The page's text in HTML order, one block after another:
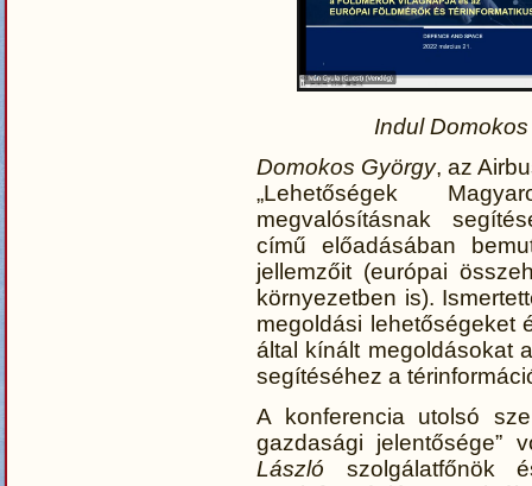
Indul
Domokos György, az
„Lehetőségek
megvalósításnak
című előadásában
jellemzőit (európai
környezetben is).
megoldási lehetőségeket
által kínált megoldásokat
segítéséhez a
A konferencia utolsó
gazdasági
László szolgálatfőnök